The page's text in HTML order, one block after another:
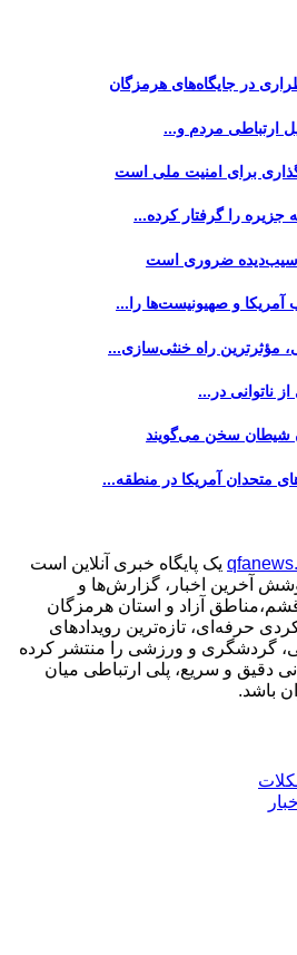
در جایگاه‌های هرمزگان
ارتباطی مردم و...
برای امنیت ملی است
را گرفتار کرده...
ضروری است
و صهیونیست‌ها را...
مؤثرترین راه خنثی‌سازی...
ناتوانی در...
شیطان سخن می‌گویند
متحدان آمریکا در منطقه...
یک پایگاه خبری آنلاین است
آخرین اخبار، گزارش‌ها و
آزاد و استان هرمزگان
حرفه‌ای، تازه‌ترین رویدادهای
گردشگری و ورزشی را منتشر کرده
دقیق و سریع، پلی ارتباطی میان
باشد.